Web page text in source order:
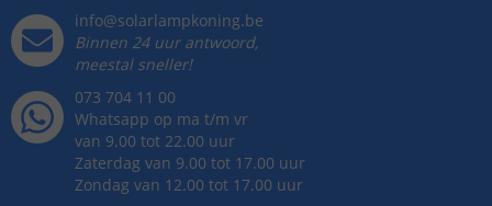
info@solarlampkoning.be
Binnen 24 uur antwoord,
meestal sneller!
073 704 11 00
Whatsapp op ma t/m vr
van 9.00 tot 22.00 uur
Zaterdag van 9.00 tot 17.00 uur
Zondag van 12.00 tot 17.00 uur